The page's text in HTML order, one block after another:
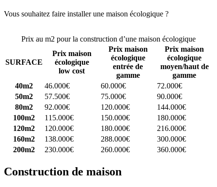
Vous souhaitez faire installer une maison écologique ?
Prix au m2 pour la construction d’une maison écologique
SURFACE
Prix maison
écologique
low cost
Prix maison
écologique
entrée de
gamme
Prix maison
écologique
moyen/haut de
gamme
40m2
46.000€ 60.000€
72.000€
50m2
57.500€ 75.000€
90.000€
80m2
92.000€ 120.000€
144.000€
100m2
115.000€ 150.000€
180.000€
120m2
120.000€ 180.000€
216.000€
160m2
138.000€ 288.000€
300.000€
200m2
230.000€ 260.000€ 360.000€
Construction de maison